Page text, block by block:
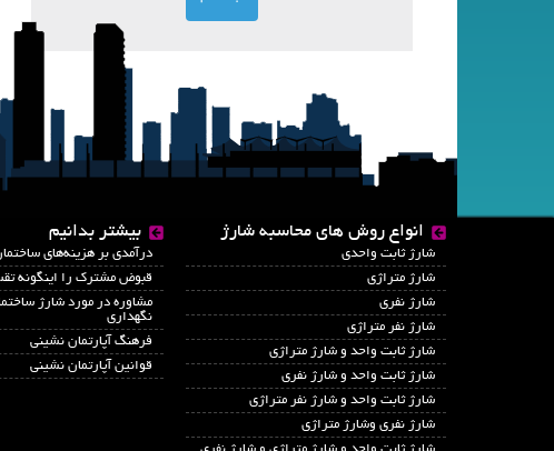
انواع روش های محاسبه شارژ
شارژ ثابت واحدی
شارژ متراژی
شارژ نفری
شارژ نفر متراژی
شارژ ثابت واحد و شارژ متراژی
شارژ ثابت واحد و شارژ نفری
شارژ ثابت واحد و شارژ نفر متراژی
شارژ نفری وشارژ متراژی
بیشتر بدانیم
درآمدي بر هزينه‌هاي
قبوض مشترک را اینگونه
مشاوره در مورد شارژ
نگهداری
فرهنگ آپارتمان نشینی
قوانین آپارتمان نشینی